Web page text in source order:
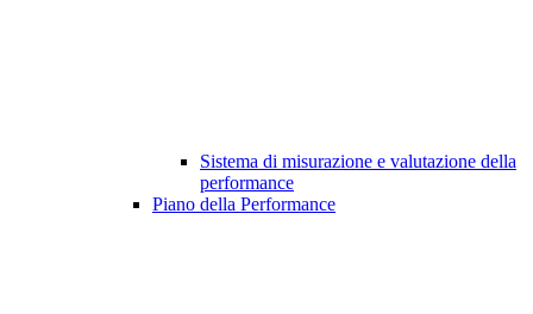
Sistema di misurazione e valutazione della
performance
Piano della Performance